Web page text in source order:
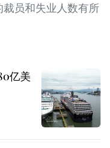
员和失业人数有所
亿美